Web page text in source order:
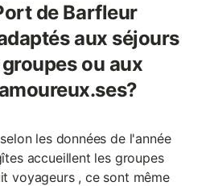
de Barfleur
aux séjours
ou aux
les données de l'année
accueillent les groupes
voyageurs , ce sont même